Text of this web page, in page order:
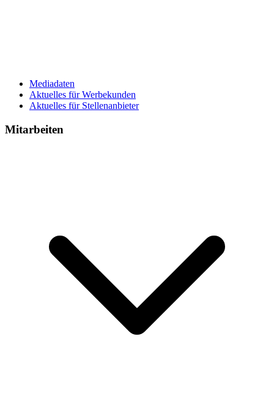
Mediadaten
Aktuelles für Werbekunden
Aktuelles für Stellenanbieter
Mitarbeiten